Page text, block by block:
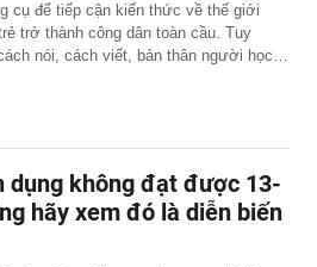
cụ để tiếp cận kiến thức về thế giới
trở thành công dân toàn cầu. Tuy
nói, cách viết, bản thân người học…
dụng không đạt được 13-
hãy xem đó là diễn biến